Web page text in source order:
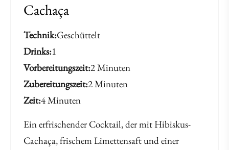
Cachaça
Technik Geschüttelt
Drinks 1
Vorbereitungszeit 2 Minuten
Zubereitungszeit 2 Minuten
Zeit 4 Minuten
Ein erfrischender Cocktail, der mit Hibiskus-
Cachaça, frischem Limettensaft und einer